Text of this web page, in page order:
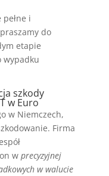
i
do
etapie
szkody
w Euro
w Niemczech,
Firma
w precyzyjnej
w walucie